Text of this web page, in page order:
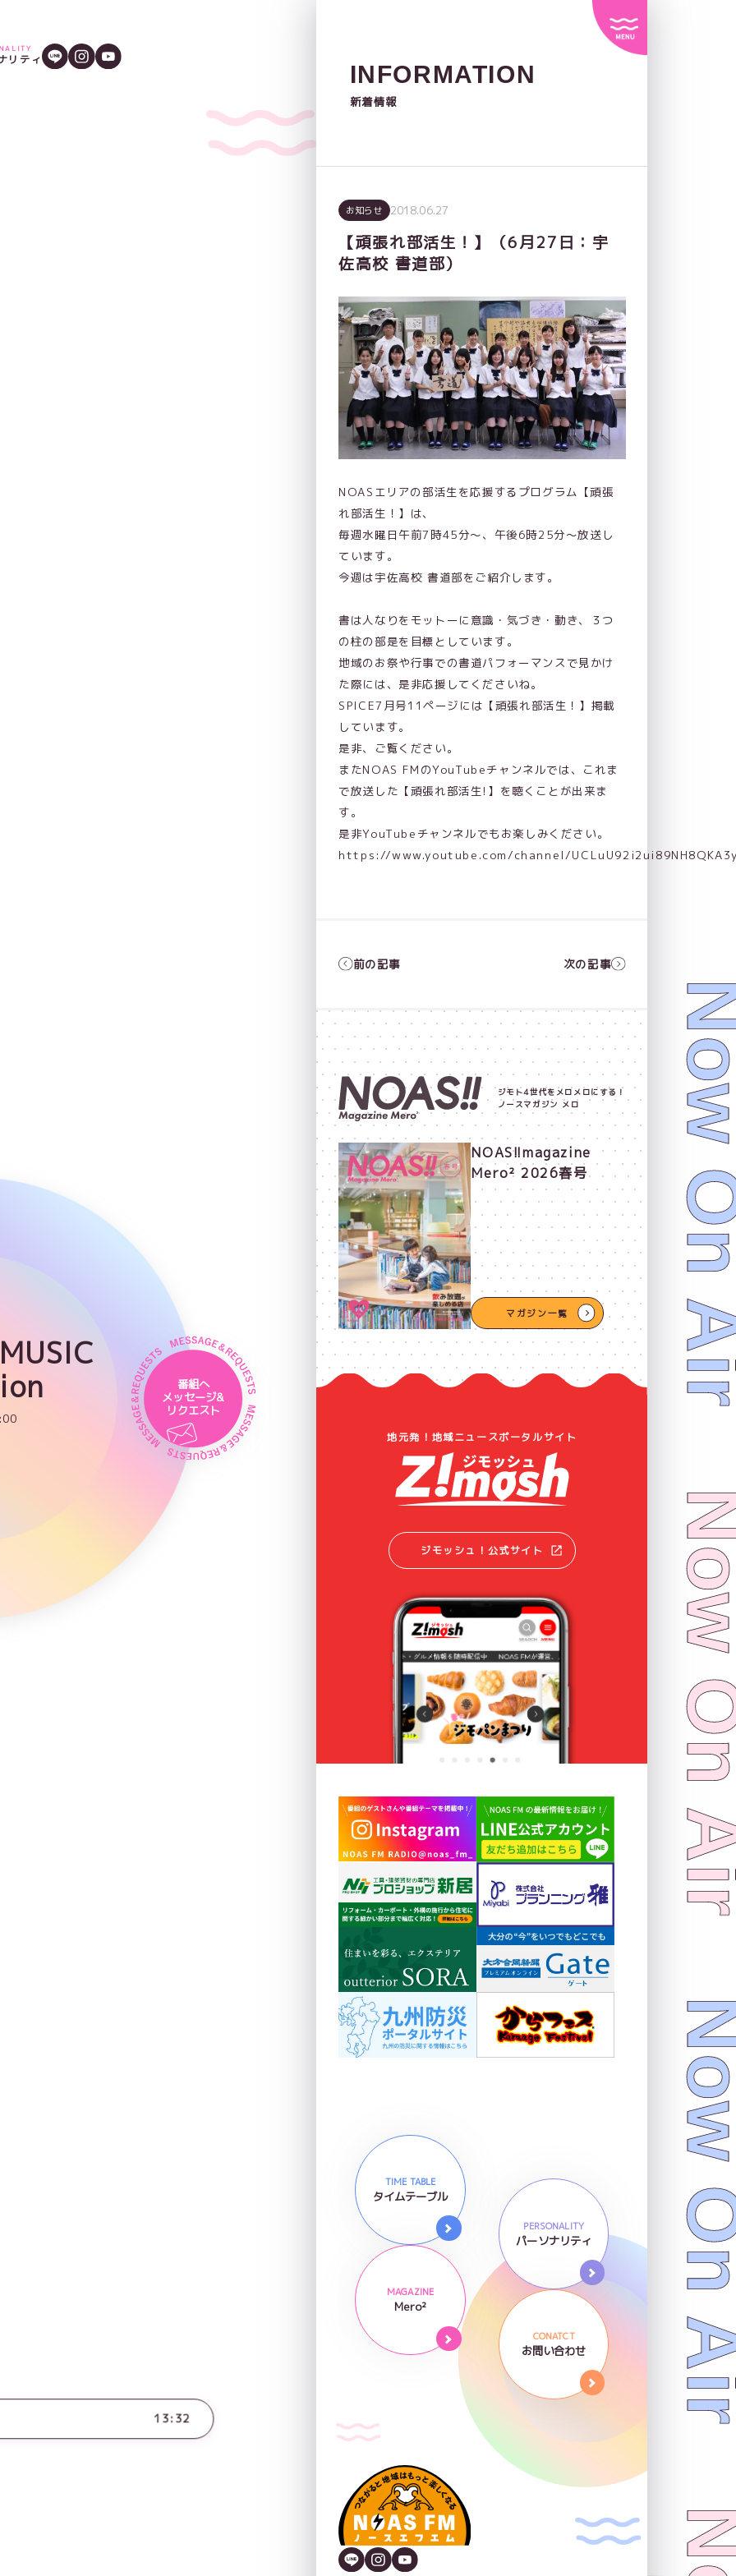
リティ
13:32
番組へ
メッセージ&
リクエスト
INFORMATION
新着情報
お知らせ 2018.06.27
【頑張れ部活生！】（6月27日：宇
佐高校 書道部）
NOASエリアの部活生を応援するプログラム【頑張
れ部活生！】は、
毎週水曜日午前7時45分～、午後6時25分～放送し
ています。
今週は宇佐高校 書道部をご紹介します。
書は人なりをモットーに意識・気づき・動き、３つ
の柱の部是を目標としています。
地域のお祭や行事での書道パフォーマンスで見かけ
た際には、是非応援してくださいね。
SPICE7月号11ページには【頑張れ部活生！】掲載
しています。
是非、ご覧ください。
またNOAS FMのYouTubeチャンネルでは、これま
で放送した【頑張れ部活生!】を聴くことが出来ま
す。
是非YouTubeチャンネルでもお楽しみください。
https://www.youtube.com/channel/
前の記事 次の記事
ジモト4世代をメロメロにする！
ノースマガジン メロ
NOAS!!magazine
Mero² 2026春号
マガジン一覧
地元発！地域ニュースポータルサイト
ジモッシュ！公式サイト
TIME TABLE
タイムテーブル
PERSONALITY
パーソナリティ
MAGAZINE
Mero²
CONATCT
お問い合わせ